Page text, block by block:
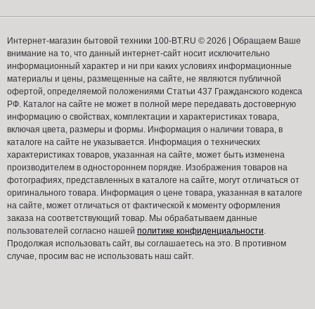
Интернет-магазин бытовой техники 100-BT.RU © 2026 | Обращаем Ваше
внимание на то, что данный интернет-сайт носит исключительно
информационный характер и ни при каких условиях информационные
материалы и цены, размещенные на сайте, не являются публичной
офертой, определяемой положениями Статьи 437 Гражданского кодекса
РФ. Каталог на сайте не может в полной мере передавать достоверную
информацию о свойствах, комплектации и характеристиках товара,
включая цвета, размеры и формы. Информация о наличии товара, в
каталоге на сайте не указывается. Информация о технических
характеристиках товаров, указанная на сайте, может быть изменена
производителем в одностороннем порядке. Изображения товаров на
фотографиях, представленных в каталоге на сайте, могут отличаться от
оригинального товара. Информация о цене товара, указанная в каталоге
на сайте, может отличаться от фактической к моменту оформления
заказа на соответствующий товар. Мы обрабатываем данные
пользователей согласно нашей политике конфиденциальности.
Продолжая использовать сайт, вы соглашаетесь на это. В противном
случае, просим вас не использовать наш сайт.